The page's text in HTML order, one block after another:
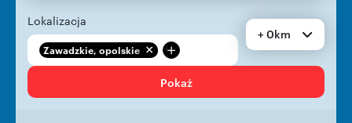
Lokalizacja
Zawadzkie, opolskie +
+ 0km
Pokaż